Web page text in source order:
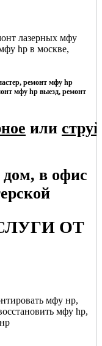
или
дом, в офис
ОТ